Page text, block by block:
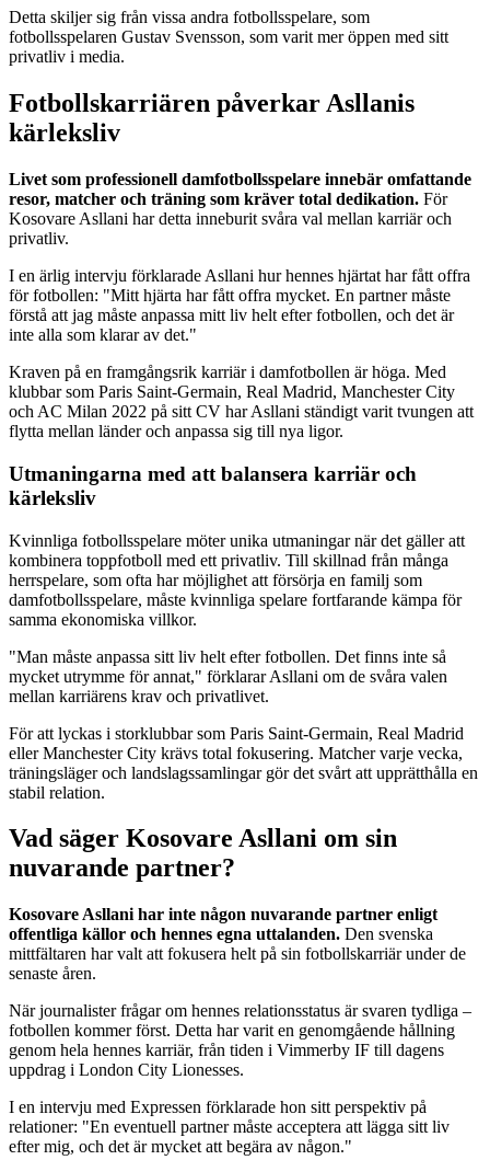
Detta skiljer sig från vissa andra fotbollsspelare, som
fotbollsspelaren Gustav Svensson, som varit mer öppen med sitt
privatliv i media.
Fotbollskarriären påverkar Asllanis
kärleksliv
Livet som professionell damfotbollsspelare innebär omfattande
resor, matcher och träning som kräver total dedikation. För
Kosovare Asllani har detta inneburit svåra val mellan karriär och
privatliv.
I en ärlig intervju förklarade Asllani hur hennes hjärtat har fått offra
för fotbollen: "Mitt hjärta har fått offra mycket. En partner måste
förstå att jag måste anpassa mitt liv helt efter fotbollen, och det är
inte alla som klarar av det."
Kraven på en framgångsrik karriär i damfotbollen är höga. Med
klubbar som Paris Saint-Germain, Real Madrid, Manchester City
och AC Milan 2022 på sitt CV har Asllani ständigt varit tvungen att
flytta mellan länder och anpassa sig till nya ligor.
Utmaningarna med att balansera karriär och
kärleksliv
Kvinnliga fotbollsspelare möter unika utmaningar när det gäller att
kombinera toppfotboll med ett privatliv. Till skillnad från många
herrspelare, som ofta har möjlighet att försörja en familj som
damfotbollsspelare, måste kvinnliga spelare fortfarande kämpa för
samma ekonomiska villkor.
"Man måste anpassa sitt liv helt efter fotbollen. Det finns inte så
mycket utrymme för annat," förklarar Asllani om de svåra valen
mellan karriärens krav och privatlivet.
För att lyckas i storklubbar som Paris Saint-Germain, Real Madrid
eller Manchester City krävs total fokusering. Matcher varje vecka,
träningsläger och landslagssamlingar gör det svårt att upprätthålla en
stabil relation.
Vad säger Kosovare Asllani om sin
nuvarande partner?
Kosovare Asllani har inte någon nuvarande partner enligt
offentliga källor och hennes egna uttalanden. Den svenska
mittfältaren har valt att fokusera helt på sin fotbollskarriär under de
senaste åren.
När journalister frågar om hennes relationsstatus är svaren tydliga –
fotbollen kommer först. Detta har varit en genomgående hållning
genom hela hennes karriär, från tiden i Vimmerby IF till dagens
uppdrag i London City Lionesses.
I en intervju med Expressen förklarade hon sitt perspektiv på
relationer: "En eventuell partner måste acceptera att lägga sitt liv
efter mig, och det är mycket att begära av någon."